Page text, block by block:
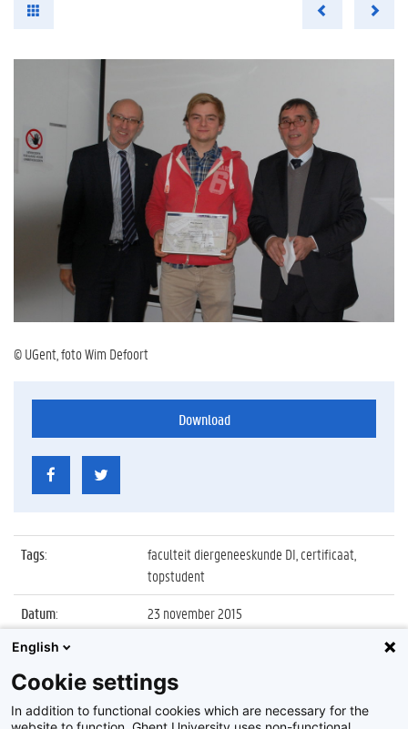
© UGent, foto Wim Defoort
Download
Tags:
faculteit diergeneeskunde DI, certificaat,
topstudent
Datum:
23 november 2015
Identificatienummer
Album:
Uitreiking certificaten topstudenten
Diergeneeskunde
English
Cookie settings
In addition to functional cookies which are necessary for the